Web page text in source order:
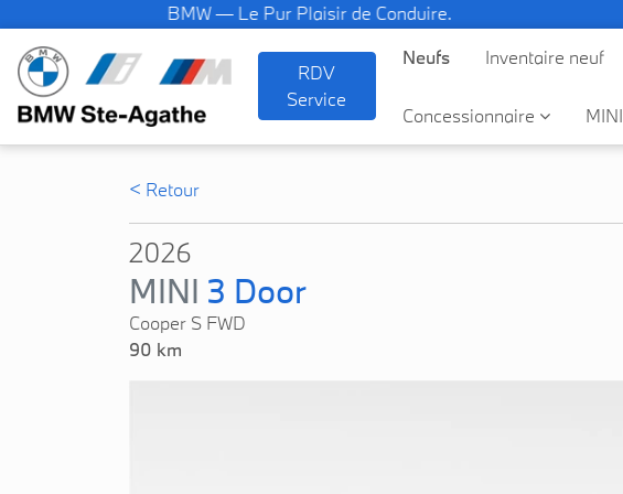
BMW — Le Pur Plaisir de Conduire.
RDV
Service
Neufs Inventaire neuf
Concessionnaire MINI
< Retour
2026
MINI 3 Door
Cooper S FWD
90 km